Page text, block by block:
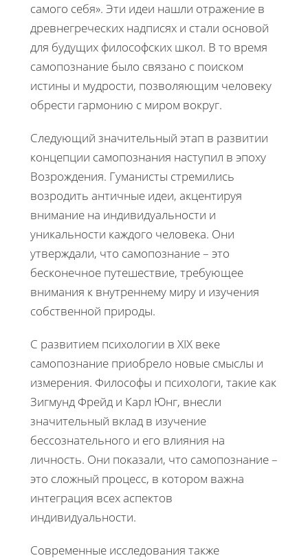
самого себя». Эти идеи нашли отражение в
древнегреческих надписях и стали основой
для будущих философских школ. В то время
самопознание было связано с поиском
истины и мудрости, позволяющим человеку
обрести гармонию с миром вокруг.
Следующий значительный этап в развитии
концепции самопознания наступил в эпоху
Возрождения. Гуманисты стремились
возродить античные идеи, акцентируя
внимание на индивидуальности и
уникальности каждого человека. Они
утверждали, что самопознание – это
бесконечное путешествие, требующее
внимания к внутреннему миру и изучения
собственной природы.
С развитием психологии в XIX веке
самопознание приобрело новые смыслы и
измерения. Философы и психологи, такие как
Зигмунд Фрейд и Карл Юнг, внесли
значительный вклад в изучение
бессознательного и его влияния на
личность. Они показали, что самопознание –
это сложный процесс, в котором важна
интеграция всех аспектов
индивидуальности.
Современные исследования также